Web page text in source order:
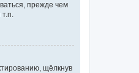
прежде чем
щёлкнув